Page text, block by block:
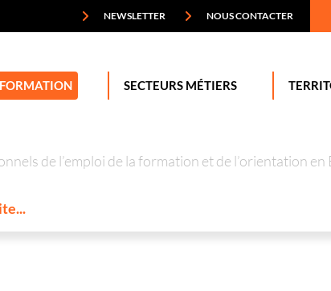
NEWSLETTER NOUS CONTACTER
FORMATION SECTEURS MÉTIERS
de l’emploi de la formation et de l’orientation